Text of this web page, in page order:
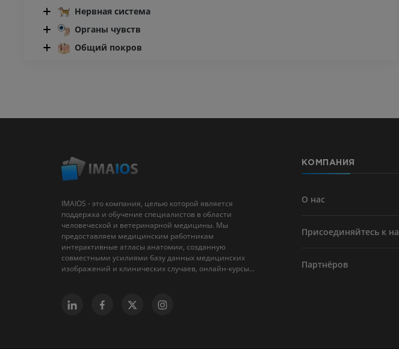
Нервная система
Органы чувств
Общий покров
IMAIOS - это компания, целью которой является
поддержка и обучение специалистов в области
человеческой и ветеринарной медицины. Мы
предоставляем медицинским работникам
интерактивные атласы анатомии, созданную
совместными усилиями базу данных медицинских
изображений и клинических случаев, онлайн-курсы...
КОМПАНИЯ
О нас
Присоединяйтесь к
Партнёров